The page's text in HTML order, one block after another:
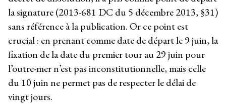
la signature (2013-681 DC du 5 décembre 2013, §31)
sans référence à la publication. Or ce point est
crucial : en prenant comme date de départ le 9 juin, la
fixation de la date du premier tour au 29 juin pour
l’outre-mer n’est pas inconstitutionnelle, mais celle
du 10 juin ne permet pas de respecter le délai de
vingt jours.